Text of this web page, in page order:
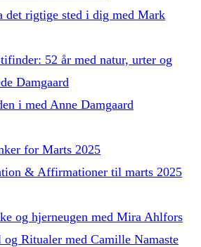
det rigtige sted i dig med Mark
52 år med natur, urter og
Damgaard
i med Anne Damgaard
for Marts 2025
& Affirmationer til marts 2025
og hjerneugen med Mira Ahlfors
og Ritualer med Camille Namaste